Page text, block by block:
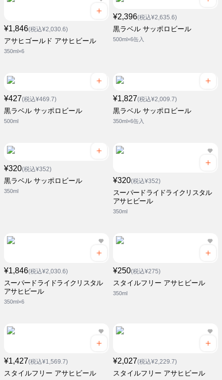
¥1,846(税込¥2,030.6)
アサヒゴールド アサヒビール
350ml×6
¥2,396(税込¥2,635.6)
黒ラベル サッポロビール
500ml×6缶入
¥427(税込¥469.7)
黒ラベル サッポロビール
500ml
¥1,827(税込¥2,009.7)
黒ラベル サッポロビール
350ml×6缶入
¥320(税込¥352)
黒ラベル サッポロビール
350ml
¥320(税込¥352)
スーパードライドライクリスタル
アサヒビール
350ml
¥1,846(税込¥2,030.6)
スーパードライドライクリスタル
アサヒビール
350ml×6
¥250(税込¥275)
スタイルフリー アサヒビール
350ml
¥1,427(税込¥1,569.7)
スタイルフリー アサヒビール
¥2,027(税込¥2,229.7)
スタイルフリー アサヒビール